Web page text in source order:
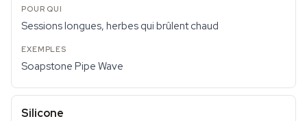
Sessions longues, herbes qui brûlent chaud
Soapstone Pipe Wave
Silicone